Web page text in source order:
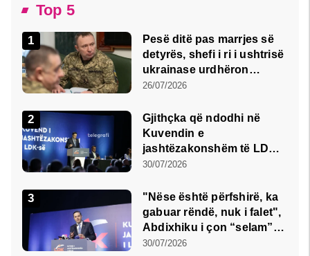
Top 5
Pesë ditë pas marrjes së
detyrës, shefi i ri i ushtrisë
ukrainase urdhëron
kontroll të madh
26/07/2026
Gjithçka që ndodhi në
Kuvendin e
jashtëzakonshëm të LDK-
së
30/07/2026
"Nëse është përfshirë, ka
gabuar rëndë, nuk i falet",
Abdixhiku i çon “selam”
Përparim Ramës
30/07/2026